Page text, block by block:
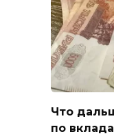
Что
по